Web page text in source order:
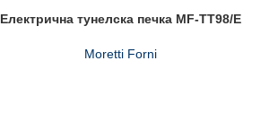
Електрична тунелска печка MF-TT98/E
Moretti Forni